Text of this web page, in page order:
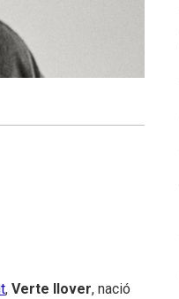
, Verte llover, nació